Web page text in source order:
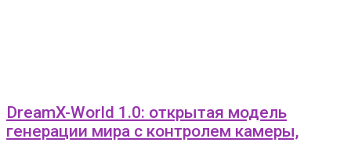
DreamX-World 1.0: открытая модель
генерации мира с контролем камеры,